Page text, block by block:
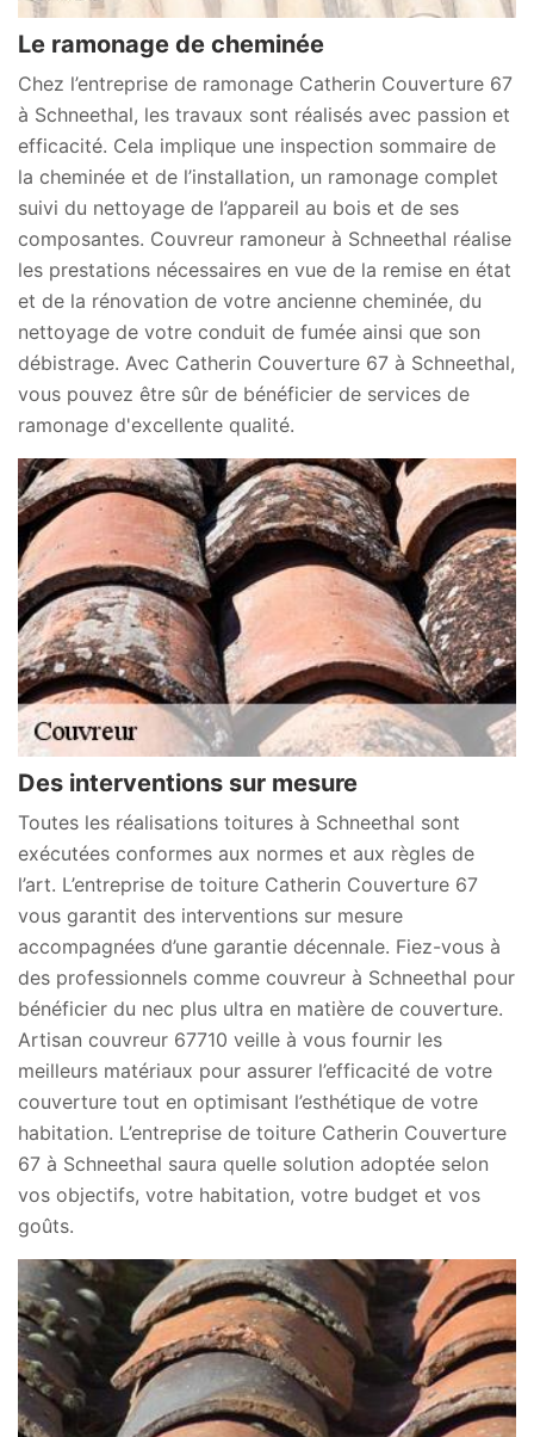
Le ramonage de cheminée
Chez l’entreprise de ramonage Catherin Couverture 67
à Schneethal, les travaux sont réalisés avec passion et
efficacité. Cela implique une inspection sommaire de
la cheminée et de l’installation, un ramonage complet
suivi du nettoyage de l’appareil au bois et de ses
composantes. Couvreur ramoneur à Schneethal réalise
les prestations nécessaires en vue de la remise en état
et de la rénovation de votre ancienne cheminée, du
nettoyage de votre conduit de fumée ainsi que son
débistrage. Avec Catherin Couverture 67 à Schneethal,
vous pouvez être sûr de bénéficier de services de
ramonage d'excellente qualité.
Des interventions sur mesure
Toutes les réalisations toitures à Schneethal sont
exécutées conformes aux normes et aux règles de
l’art. L’entreprise de toiture Catherin Couverture 67
vous garantit des interventions sur mesure
accompagnées d’une garantie décennale. Fiez-vous à
des professionnels comme couvreur à Schneethal pour
bénéficier du nec plus ultra en matière de couverture.
Artisan couvreur 67710 veille à vous fournir les
meilleurs matériaux pour assurer l’efficacité de votre
couverture tout en optimisant l’esthétique de votre
habitation. L’entreprise de toiture Catherin Couverture
67 à Schneethal saura quelle solution adoptée selon
vos objectifs, votre habitation, votre budget et vos
goûts.